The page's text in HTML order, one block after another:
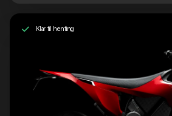
Klar til henting